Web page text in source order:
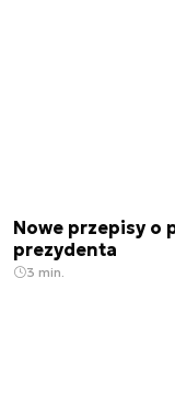
Nowe przepisy o
prezydenta
3 min.